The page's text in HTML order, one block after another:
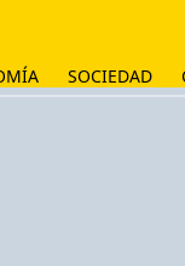
SOCIEDAD